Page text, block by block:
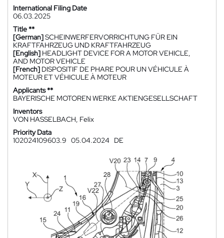
International Filing Date
06.03.2025
Title **
[German]SCHEINWERFERVORRICHTUNG FÜR EIN
KRAFTFAHRZEUG UND KRAFTFAHRZEUG
[English] HEADLIGHT DEVICE FOR A MOTOR VEHICLE,
AND MOTOR VEHICLE
[French] DISPOSITIF DE PHARE POUR UN VÉHICULE À
MOTEUR ET VÉHICULE À MOTEUR
Applicants **
BAYERISCHE MOTOREN WERKE AKTIENGESELLSCHAFT
Inventors
VON HASSELBACH, Felix
Priority Data
102024109603.9 05.04.2024 DE